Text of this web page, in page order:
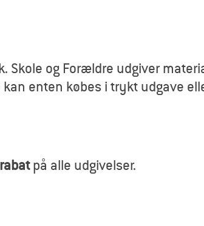
Skole og Forældre udgiver
enten købes i trykt udgave
på alle udgivelser.